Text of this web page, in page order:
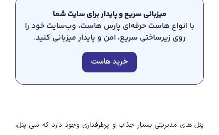
میزبانی سریع و پایدار برای سایت شما
با انواع هاست حرفه‌ای پارس هاست، وب‌سایت خود را
روی زیرساختی سریع، امن و پایدار میزبانی کنید.
خرید هاست
پنل‌ های مدیریتی بسیار جذاب و پرطرفداری وجود دارد که سی پنل،